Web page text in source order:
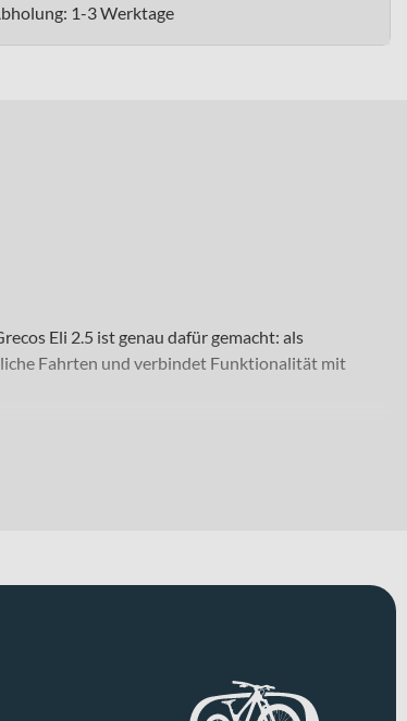
1-3 Werktage
Eli 2.5 ist genau dafür gemacht: als
Fahrten und verbindet Funktionalität mit
Gerade im Alltag bedeutet das für Dich ein
ein stabiles Lenkverhalten. Mit den Schwalbe
Sitzkomfort unterstützt. Das zulässige